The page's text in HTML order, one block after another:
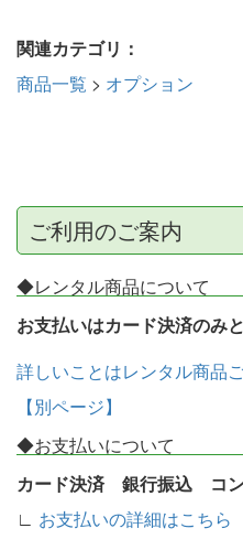
関連カテゴリ：
商品一覧 > オプション
ご利用のご案内
◆レンタル商品について
お支払いはカード決済のみ
詳しいことはレンタル商品
【別ページ】
◆お支払いについて
カード決済 銀行振込 コ
∟ お支払いの詳細はこちら